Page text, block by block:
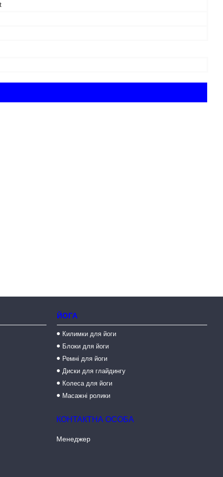
ЙОГА
Килимки для йоги
Блоки для йоги
Ремні для йоги
Диски для глайдингу
Колеса для йоги
Масажні ролики
Менеджер